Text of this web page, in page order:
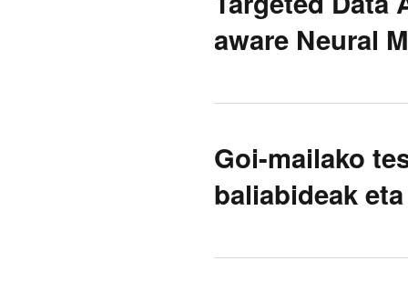
aware Neural
Goi-mailako
baliabideak